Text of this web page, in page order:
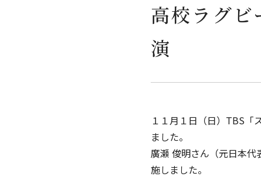
高校ラグ
演
１１月１日（日）TBS「
ました。
廣瀬 俊明さん（元日本
施しました。